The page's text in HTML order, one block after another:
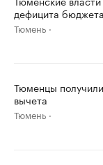
дефицита бюджета
Тюмень
Тюменцы
вычета
Тюмень